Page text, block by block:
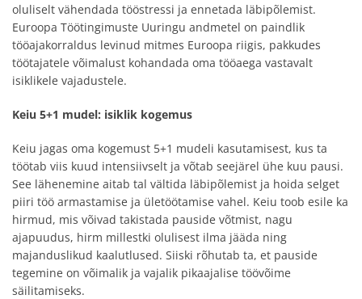
oluliselt vähendada tööstressi ja ennetada läbipõlemist.
Euroopa Töötingimuste Uuringu andmetel on paindlik
tööajakorraldus levinud mitmes Euroopa riigis, pakkudes
töötajatele võimalust kohandada oma tööaega vastavalt
isiklikele vajadustele.
Keiu 5+1 mudel: isiklik kogemus
Keiu jagas oma kogemust 5+1 mudeli kasutamisest, kus ta
töötab viis kuud intensiivselt ja võtab seejärel ühe kuu pausi.
See lähenemine aitab tal vältida läbipõlemist ja hoida selget
piiri töö armastamise ja ületöötamise vahel. Keiu toob esile ka
hirmud, mis võivad takistada pauside võtmist, nagu
ajapuudus, hirm millestki olulisest ilma jääda ning
majanduslikud kaalutlused. Siiski rõhutab ta, et pauside
tegemine on võimalik ja vajalik pikaajalise töövõime
säilitamiseks.